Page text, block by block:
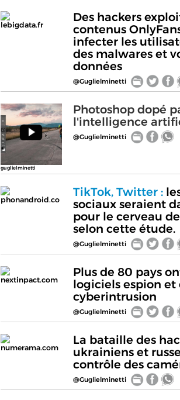
lebigdata.fr
Des hackers
contenus
infecter les
des malwares et
données
@Guglielminetti
guglielminetti
Photoshop dopé
l'intelligence
@Guglielminetti
phonandroid.co
TikTok, Twitter :
sociaux seraient
pour le cerveau
selon cette étude.
@Guglielminetti
nextinpact.com
Plus de 80 pays
logiciels espion et
cyberintrusion
@Guglielminetti
numerama.com
La bataille des
ukrainiens et
contrôle des
@Guglielminetti